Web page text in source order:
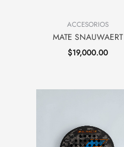
ACCESORIOS
MATE SNAUWAERT
$19,000.00